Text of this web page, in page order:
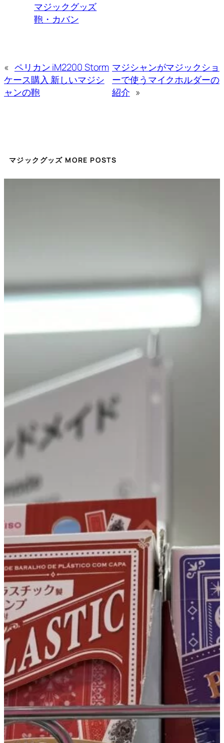
マジックグッズ
鞄・カバン
« ペリカン iM2200 Storm
ケース購入 新しいマジシ
ャンの鞄
マジシャンがマジックショ
ーで使うマイクホルダーの
紹介 »
マジックグッズ MORE POSTS